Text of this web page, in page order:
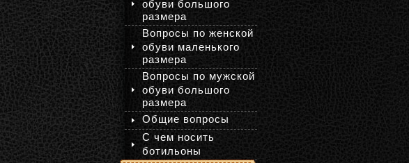
обуви большого
размера
Вопросы по женской
обуви маленького
размера
Вопросы по мужской
обуви большого
размера
Общие вопросы
С чем носить
ботильоны